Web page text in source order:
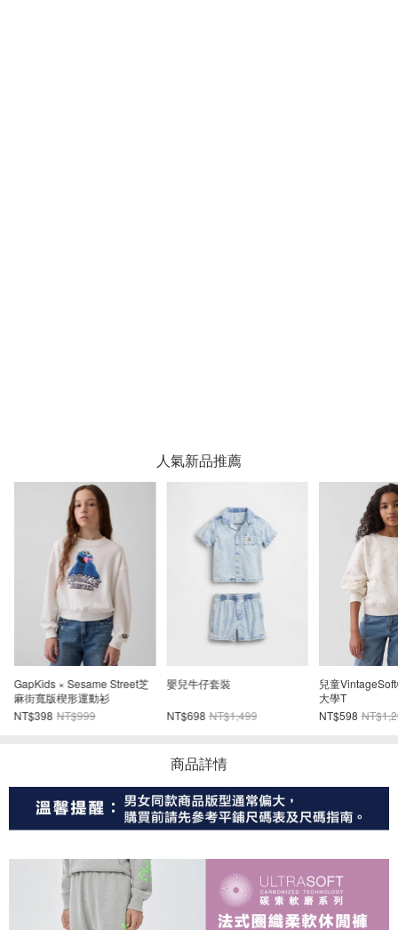
人氣新品推薦
GapKids × Sesame Street芝
麻街寬版楔形運動衫
NT$398 NT$999
嬰兒牛仔套裝
NT$698 NT$1,499
兒童
大學T
NT$598
商品詳情